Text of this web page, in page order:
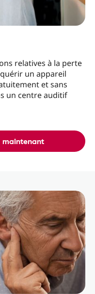
relatives à la perte
un appareil
et sans
un centre auditif
maintenant